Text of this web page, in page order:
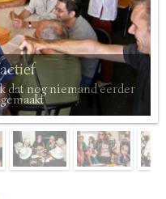
dat nog niemand eerder